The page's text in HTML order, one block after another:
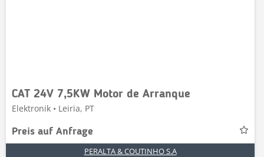
CAT 24V 7,5KW Motor de Arranque
Elektronik • Leiria, PT
Preis auf Anfrage
PERALTA & COUTINHO S.A